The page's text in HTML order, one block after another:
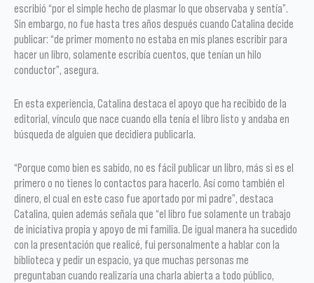
escribió “por el simple hecho de plasmar lo que observaba y sentía”.
Sin embargo, no fue hasta tres años después cuando Catalina decide
publicar: “de primer momento no estaba en mis planes escribir para
hacer un libro, solamente escribía cuentos, que tenían un hilo
conductor”, asegura.
En esta experiencia, Catalina destaca el apoyo que ha recibido de la
editorial, vínculo que nace cuando ella tenía el libro listo y andaba en
búsqueda de alguien que decidiera publicarla.
“Porque como bien es sabido, no es fácil publicar un libro, más si es el
primero o no tienes lo contactos para hacerlo. Así como también el
dinero, el cual en este caso fue aportado por mi padre”, destaca
Catalina, quien además señala que “el libro fue solamente un trabajo
de iniciativa propia y apoyo de mi familia. De igual manera ha sucedido
con la presentación que realicé, fui personalmente a hablar con la
biblioteca y pedir un espacio, ya que muchas personas me
preguntaban cuando realizaría una charla abierta a todo público,